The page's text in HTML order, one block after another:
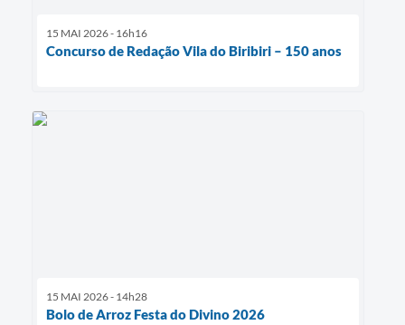
15 MAI 2026 - 16h16
Concurso de Redação Vila do Biribiri – 150 anos
15 MAI 2026 - 14h28
Bolo de Arroz Festa do Divino 2026